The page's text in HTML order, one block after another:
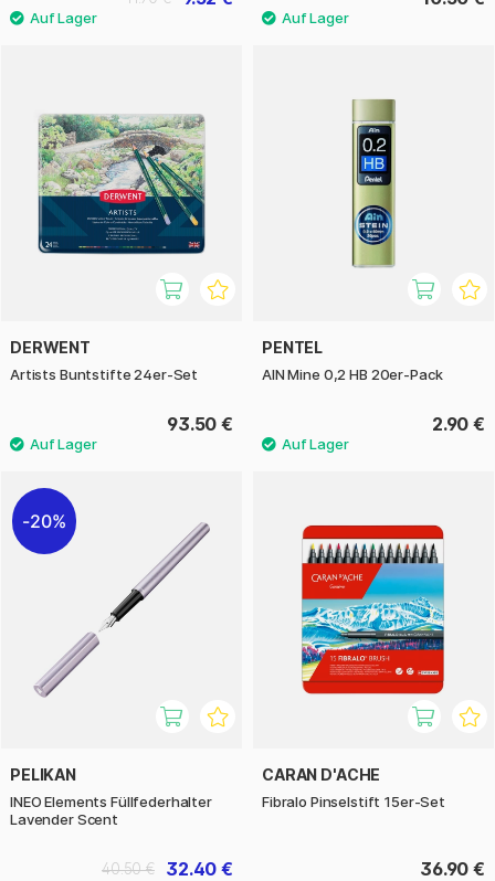
DERWENT
Artists Buntstifte 24er-Set
93.50 €
PENTEL
AIN Mine 0,2 HB 20er-Pack
2.90 €
20%
PELIKAN
INEO Elements Füllfederhalter
Lavender Scent
32.40 €
40.50 €
CARAN D'ACHE
Fibralo Pinselstift 15er-Set
36.90 €